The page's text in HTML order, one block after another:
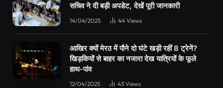
सचिव ने दी बड़ी अपडेट, देखें पूरी जानकारी
14/04/2025 44 Views
आखिर क्यों मेरठ में पौने दो घंटे खड़ी रहीं 8 ट्रेनें?
खिड़कियों से बाहर का नजारा देख यात्रियों के फूले
हाथ-पांव
12/04/2025 43 Views